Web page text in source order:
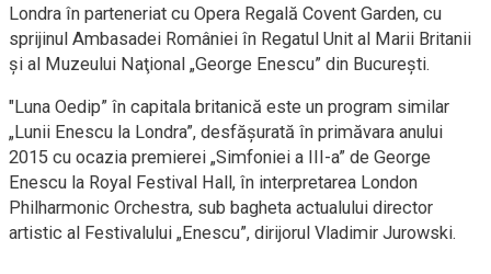
Londra în parteneriat cu Opera Regală Covent Garden, cu
sprijinul Ambasadei României în Regatul Unit al Marii Britanii
şi al Muzeului Naţional „George Enescu” din Bucureşti.
"Luna Oedip” în capitala britanică este un program similar
„Lunii Enescu la Londra”, desfășurată în primăvara anului
2015 cu ocazia premierei „Simfoniei a III-a” de George
Enescu la Royal Festival Hall, în interpretarea London
Philharmonic Orchestra, sub bagheta actualului director
artistic al Festivalului „Enescu”, dirijorul Vladimir Jurowski.